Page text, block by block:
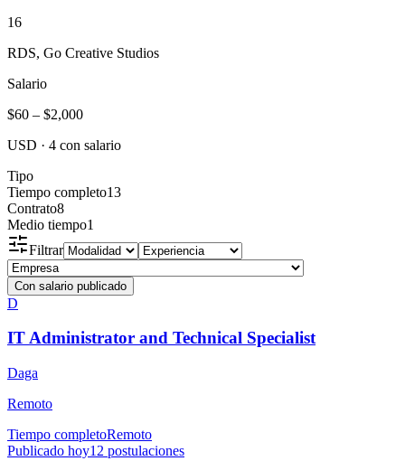
16
RDS, Go Creative Studios
Salario
$60 – $2,000
USD · 4 con salario
Tipo
Tiempo completo13
Contrato8
Medio tiempo1
Filtrar
Con salario publicado
D
IT Administrator and Technical Specialist
Daga
Remoto
Tiempo completoRemoto
Publicado hoy12 postulaciones